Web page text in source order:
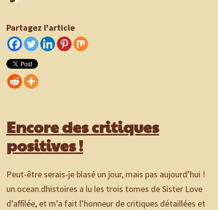
Partagez l'article
Encore des critiques
positives !
Peut-être serais-je blasé un jour, mais pas aujourd’hui !
un.ocean.dhistoires a lu les trois tomes de Sister Love
d’affilée, et m’a fait l’honneur de critiques détaillées et